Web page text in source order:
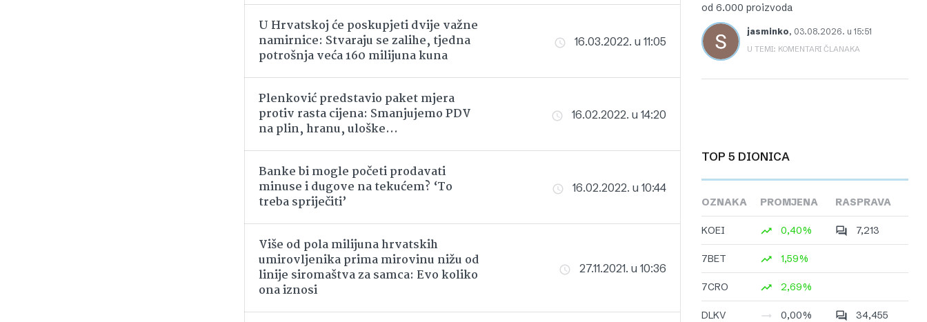
U Hrvatskoj će poskupjeti dvije važne
namirnice: Stvaraju se zalihe, tjedna
potrošnja veća 160 milijuna kuna
16.03.2022. u 11:05
Plenković predstavio paket mjera
protiv rasta cijena: Smanjujemo PDV
na plin, hranu, uloške…
16.02.2022. u 14:20
Banke bi mogle početi prodavati
minuse i dugove na tekućem? ‘To
treba spriječiti’
16.02.2022. u 10:44
Više od pola milijuna hrvatskih
umirovljenika prima mirovinu nižu od
linije siromaštva za samca: Evo koliko
ona iznosi
27.11.2021. u 10:36
od 6.000 proizvoda
jasminko, 03.08.2026. u 15:51
U TEMI: KOMENTARI ČLANAKA
TOP 5 DIONICA
OZNAKA PROMJENA RASPRAVA
KOEI 0,40% 7,213
7BET 1,59%
7CRO 2,69%
DLKV 0,00% 34,455